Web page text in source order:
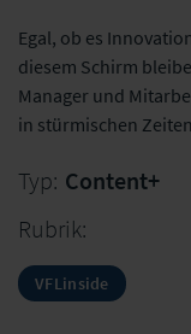
Egal, ob es
diesem Schirm
Manager und
in stürmischen
Typ: Content+
Rubrik:
VFLinside